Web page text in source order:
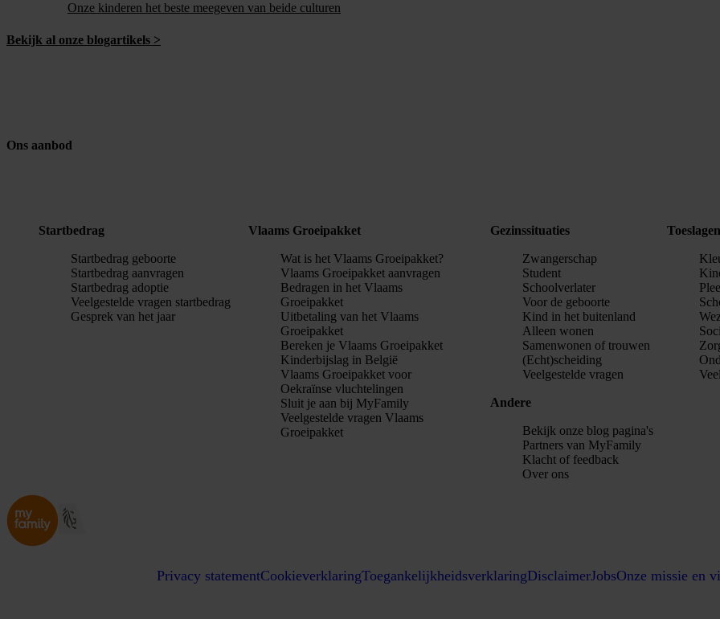
Onze kinderen het beste meegeven van beide culturen
Bekijk al onze blogartikels >
Ons aanbod
Startbedrag
Startbedrag geboorte
Startbedrag aanvragen
Startbedrag adoptie
Veelgestelde vragen startbedrag
Gesprek van het jaar
Vlaams Groeipakket
Wat is het Vlaams Groeipakket?
Vlaams Groeipakket aanvragen
Bedragen in het Vlaams
Groeipakket
Uitbetaling van het Vlaams
Groeipakket
Bereken je Vlaams Groeipakket
Kinderbijslag in België
Vlaams Groeipakket voor
Oekraïnse vluchtelingen
Sluit je aan bij MyFamily
Veelgestelde vragen Vlaams
Groeipakket
Gezinssituaties
Zwangerschap
Student
Schoolverlater
Voor de geboorte
Kind in het buitenland
Alleen wonen
Samenwonen of trouwen
(Echt)scheiding
Veelgestelde vragen
Andere
Bekijk onze blog pagina's
Partners van MyFamily
Klacht of feedback
Over ons
Toeslagen
Privacy statementCookieverklaringToegankelijkheidsverklaringDisclaimerJobsOnze missie en